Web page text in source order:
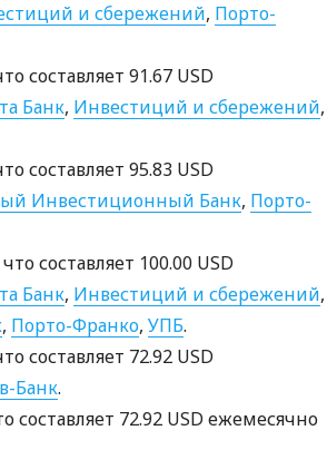
и сбережений, Порто-
составляет 91.67 USD
Банк, Инвестиций и сбережений,
составляет 95.83 USD
Инвестиционный Банк, Порто-
составляет 100.00 USD
Банк, Инвестиций и сбережений,
, Порто-Франко, УПБ.
составляет 72.92 USD
Банк.
составляет 72.92 USD ежемесячно